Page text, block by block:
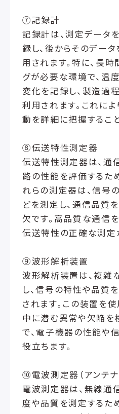
⑦記録計
記録計は、測定データ
録し、後からそのデー
用されます。特に、長
グが必要な環境で、温
変化を記録し、製造過
利用されます。これに
動を詳細に把握するこ
⑧伝送特性測定器
伝送特性測定器は、通
路の性能を評価するた
れらの測定器は、信号
どを測定し、通信品質
欠です。高品質な通信
伝送特性の正確な測定
⑨波形解析装置
波形解析装置は、複雑
し、信号の特性や品質
されます。この装置を
中に潜む異常や欠陥を
で、電子機器の性能や
役立ちます。
⑩電波測定器（アンテナ
電波測定器は、無線通
度や品質を測定するた